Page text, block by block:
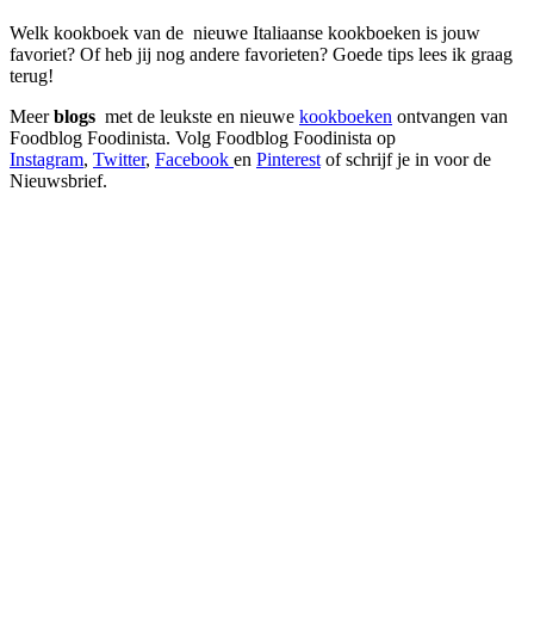
Welk kookboek van de nieuwe Italiaanse kookboeken is jouw
favoriet? Of heb jij nog andere favorieten? Goede tips lees ik graag
terug!
Meerblogs met de leukste en nieuwe kookboeken ontvangen van
Foodblog Foodinista. Volg Foodblog Foodinista op
Instagram, Twitter, Facebook en Pinterest of schrijf je in voor de
Nieuwsbrief.